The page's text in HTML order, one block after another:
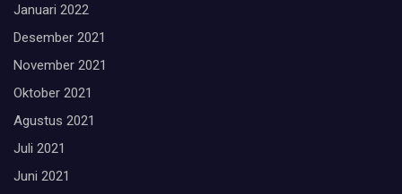
Januari 2022
Desember 2021
November 2021
Oktober 2021
Agustus 2021
Juli 2021
Juni 2021